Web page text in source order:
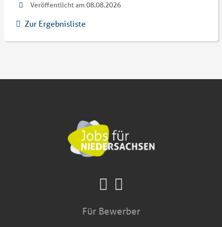
Veröffentlicht am 08.08.2026
Zur Ergebnisliste
Für Bewerber